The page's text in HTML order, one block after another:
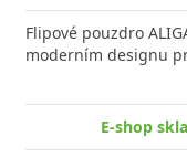
Flipové pouzdro
moderním designu
E-shop